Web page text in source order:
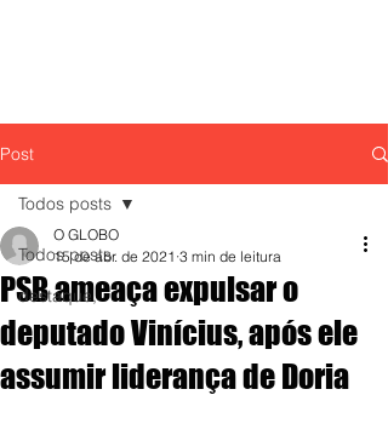
Post
Todos posts
destaque,
Todos posts
PSB ameaça expulsar o
deputado Vinícius, após ele
assumir liderança de Doria
O GLOBO
15 de abr. de 2021 3 min de leitura